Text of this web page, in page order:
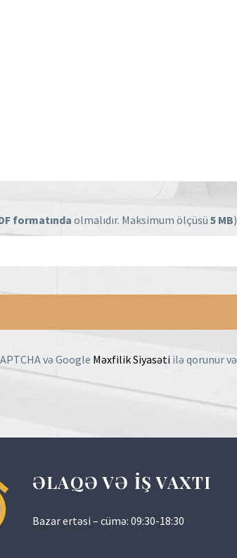
formatında olmalıdır. Maksimum ölçüsü 5 MB)
və Google Məxfilik Siyasəti ilə qorunur və
ƏLAQƏ VƏ İŞ VAXTI
Bazar ertəsi – cümə: 09:30-18:30